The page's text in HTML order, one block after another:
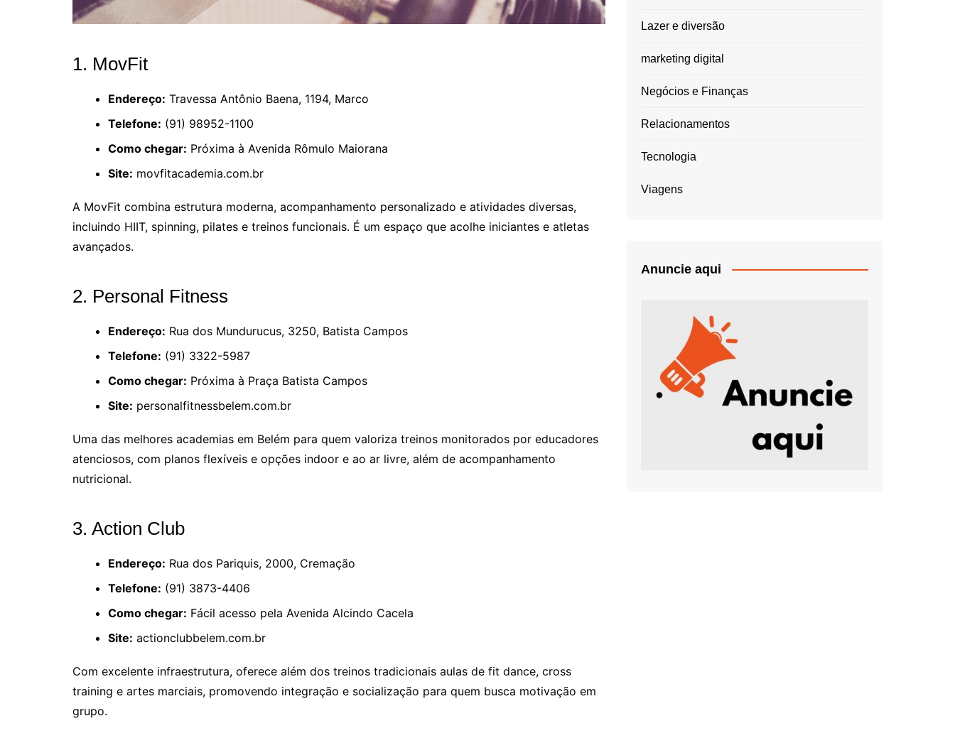
1. MovFit
Endereço: Travessa Antônio Baena, 1194, Marco
Telefone: (91) 98952-1100
Como chegar: Próxima à Avenida Rômulo Maiorana
Site: movfitacademia.com.br
A MovFit combina estrutura moderna, acompanhamento personalizado e atividades diversas,
incluindo HIIT, spinning, pilates e treinos funcionais. É um espaço que acolhe iniciantes e atletas
avançados.
2. Personal Fitness
Endereço: Rua dos Mundurucus, 3250, Batista Campos
Telefone: (91) 3322-5987
Como chegar: Próxima à Praça Batista Campos
Site: personalfitnessbelem.com.br
Uma das melhores academias em Belém para quem valoriza treinos monitorados por educadores
atenciosos, com planos flexíveis e opções indoor e ao ar livre, além de acompanhamento
nutricional.
3. Action Club
Endereço: Rua dos Pariquis, 2000, Cremação
Telefone: (91) 3873-4406
Como chegar: Fácil acesso pela Avenida Alcindo Cacela
Site: actionclubbelem.com.br
Com excelente infraestrutura, oferece além dos treinos tradicionais aulas de fit dance, cross
training e artes marciais, promovendo integração e socialização para quem busca motivação em
grupo.
Lazer e diversão
marketing digital
Negócios e Finanças
Relacionamentos
Tecnologia
Viagens
Anuncie aqui